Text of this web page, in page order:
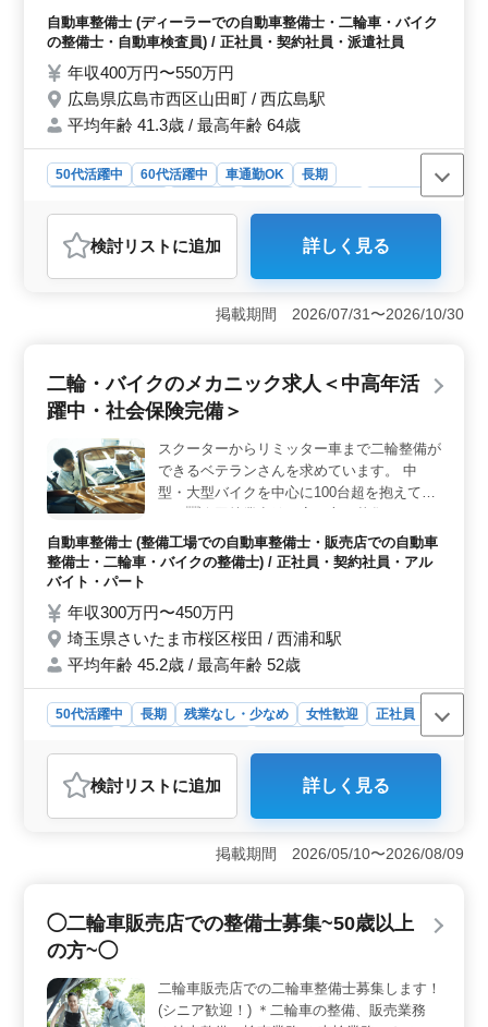
いてプロフェッショナルなスタッフが集まっています。
付、オイル 交換、タイヤ交換、部品取り付
け、ガラスコーテイング補助） ・トラブル
イクにとってより良いカスタムへの案や話し
会い ・サーキット走行用バイクに、それぞ
れのバイクのポテンシャルを上げ高速走行に
対するカスタム案の話し合い。 ＊バイク通
勤可 ＊冷暖房完備です。 ＊ご希望があれば
販売業務もできます。（売上げにより４００
ｃｃ以上１００００円、４００ｃｃ以下 ５
０００円の手当があります） シニア世代の
ベテランスタッフも活躍中です。 残業も少
なめで働きやすい職場です！
自動車整備士 (ディーラーでの自動車整備士・二輪車・バイク
の整備士・自動車検査員) / 正社員・契約社員・派遣社員
年収400万円〜550万円
広島県広島市西区山田町 / 西広島駅
平均年齢 41.3歳 / 最高年齢 64歳
50代活躍中 60代活躍中 車通勤OK
長期
派遣社員
おすすめポイント
＜幅広い整備経験を積むチャンス＞ 一般的な整備業務
に加え、プロメカニックの補助から新車の開梱や整備、
さらにETCやオイル・タイヤ交換など幅広い作業に携わ
術が学べます。 ＜単身用住居完備で新生活がスムー
ズ＞ 遠方からの応募にも対応している単身用住居が用
す。バイク通勤が可能で、冷暖房完備の快適な職場も魅
力です。落ち着いて働きやすい環境が整っていま
す。 ＜シニア世代の経験者も活躍中＞ 50代・60代
のベテランスタッフが活躍している職場で、豊富な経験
を持つ方々と一緒に働けます。残業が少なく、働きやす
い職場なので、ライフワークバランスも保ちやすい点が
魅力です。
検討リスト に追加 詳しく見る
掲載期間 2026/07/31〜2026/10/30
二輪・バイクのメカニック求人＜中高年活
躍中・社会保険完備＞
スクーターからリミッター車まで二輪整備が
できるベテランさんを求めています。 中
型・大型バイクを中心に100台超を抱えてお
り、今回就業意欲の高い方を募集していま
す。 ・中高年歓迎、50代以上積極採用 ・社
会保険完備 ・交通費全額支給 ・服装自由
自動車整備士 (整備工場での自動車整備士・販売店での自動車
整備士・二輪車・バイクの整備士) / 正社員・契約社員・アル
バイト・パート
年収300万円〜450万円
埼玉県さいたま市桜区桜田 / 西浦和駅
平均年齢 45.2歳 / 最高年齢 52歳
50代活躍中 長期 残業なし・少なめ 女性歓迎
正社員
おすすめポイント
＜中高年の活躍＞ 50代以上の経験豊富な方が積極的に
採用され、安定したキャリアを築くことができます。過
発揮したり、新人の育成に携わることもできます。ま
交通費全額支給など、安心して働ける環境が整っていま
す。また、残業が少なく、服装も自由なため、仕事とプ
な休暇や有給休暇も取りやすいため、メリハリのあるラ
イフスタイルを実現できます。 ＜技術的な要求＞ 2
検討リスト に追加 詳しく見る
掲載期間 2026/05/10〜2026/08/09
◯二輪車販売店での整備士募集~50歳以上
の方~◯
二輪車販売店での二輪車整備士募集します！
(シニア歓迎！) ＊二輪車の整備、販売業務